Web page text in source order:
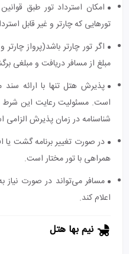
امکان استرداد تور طبق
تورهایی که چارتر و غیر قابل
اگر تور چارتر باشد(پرواز
مبلغ از مسافر دریافت و مبلغی
پذیرش هتل تنها با ارائه
است. مسئولیت رعایت این شرط
شناسنامه در زمان پذیرش
در صورت تغییر برنامه گشت یا
همراهی با تور مختار است.
مسافر می‌تواند در صورت نیاز
اعلام کند.
نیم بها هتل